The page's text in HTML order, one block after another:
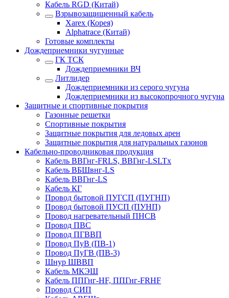
Кабель RGD (Китай)
Взрывозащищенный кабель
Xarex (Корея)
Alphatrace (Китай)
Готовые комплекты
Дождеприемники чугунные
ГК ТСК
Дождеприемники ВЧ
Литлидер
Дождеприемники из серого чугуна
Дождеприемники из высокопрочного чугуна
Защитные и спортивные покрытия
Газонные решетки
Спортивные покрытия
Защитные покрытия для ледовых арен
Защитные покрытия для натуральных газонов
Кабельно-проводниковая продукция
Кабель ВВГнг-FRLS, ВВГнг-LSLTx
Кабель ВБШвнг-LS
Кабель ВВГнг-LS
Кабель КГ
Провод бытовой ПУГСП (ПУГНП)
Провод бытовой ПУСП (ПУНП)
Провод нагревательный ПНСВ
Провод ПВС
Провод ПГВВП
Провод ПуВ (ПВ-1)
Провод ПуГВ (ПВ-3)
Шнур ШВВП
Кабель МКЭШ
Кабель ППГнг-HF, ППГнг-FRHF
Провод СИП